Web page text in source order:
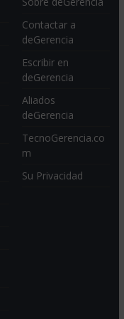
Contactar a
deGerencia
Escribir en
deGerencia
Aliados
deGerencia
TecnoGerencia.co
m
Su Privacidad